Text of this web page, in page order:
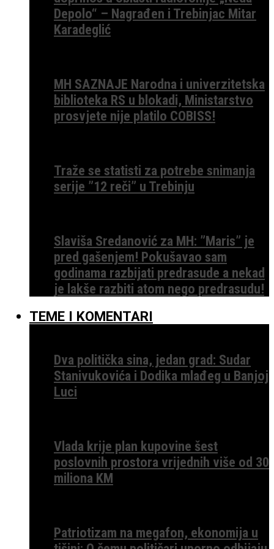
Depolo“ – Nagrađen i Trebinjac Mitar
Karadeglić
MH SAZNAJE Narodna i univerzitetska
biblioteka RS u blokadi, Ministarstvo
prosvjete nije platilo COBISS!
Traže se statisti za potrebe snimanja
serije ”12 reči” u Trebinju
Slaviša Sredanović za MH: ”Maris” je
pred gašenjem! Pokušavao sam
godinama razbijati predrasude a nekad
je lakše razbiti atom nego predrasudu!
TEME I KOMENTARI
Dva politička sina, jedan grad: Sudar
Stanivukovića i Dodika mlađeg u Banjoj
Luci
Vlada krije plan kupovine šest
poslovnih prostora vrijednih više od 30
miliona KM
Patriotizam na megafon, ekonomija u